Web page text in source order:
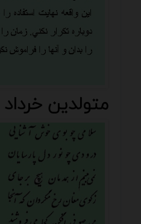
متولدین خرداد